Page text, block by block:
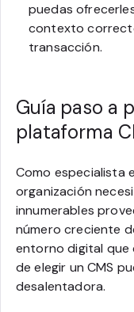
puedas
contexto
transacción.
Guía paso a
plataforma
Como especialista
organización
innumerables
número creciente
entorno digital que
de elegir un CMS
desalentadora.